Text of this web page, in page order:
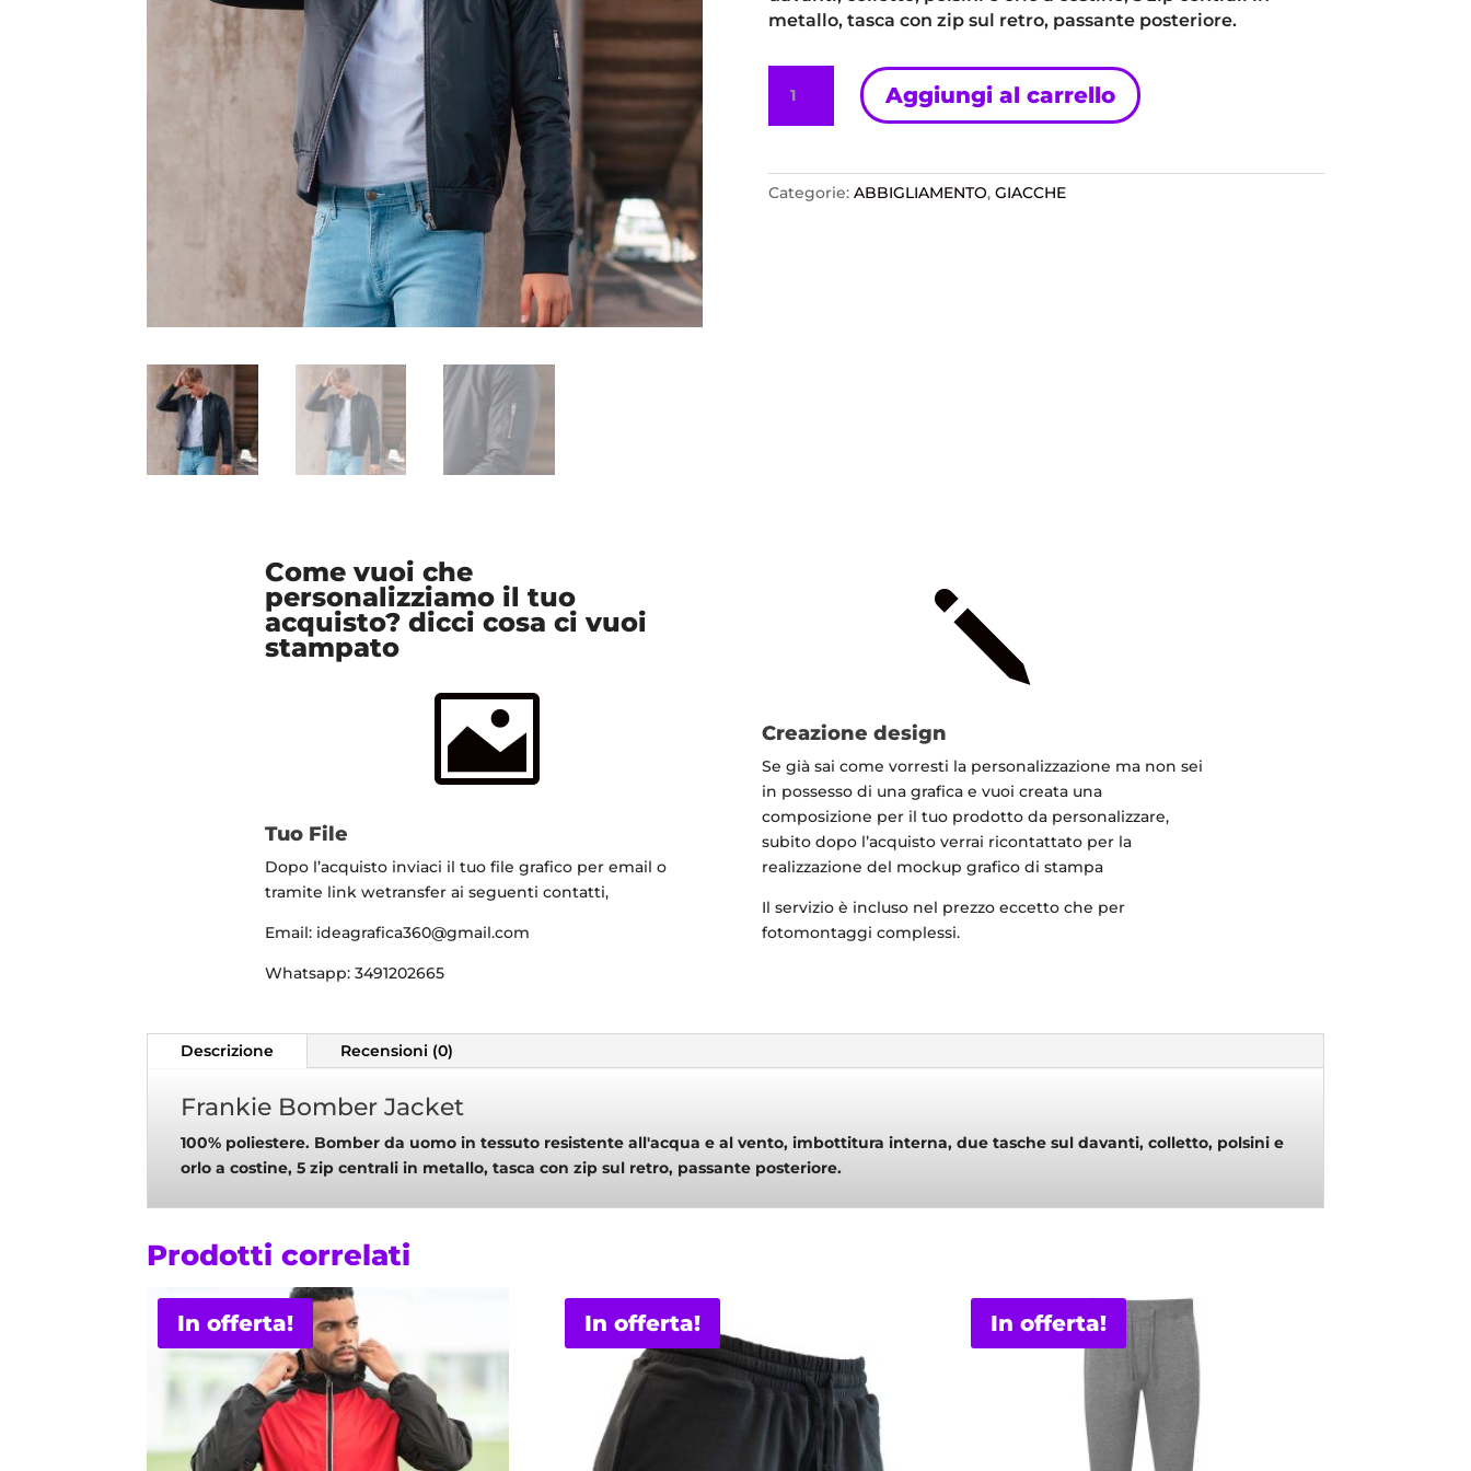
metallo, tasca con zip sul retro, passante posteriore.
Bomber
Jacket
School
quantità
Aggiungi al carrello
Categorie: ABBIGLIAMENTO, GIACCHE
Come vuoi che
personalizziamo il tuo
acquisto? dicci cosa ci vuoi
stampato

Tuo File
Dopo l’acquisto inviaci il tuo file grafico per email o
tramite link wetransfer ai seguenti contatti,
Email: ideagrafica360@gmail.com
Whatsapp: 3491202665
j
Creazione design
Se già sai come vorresti la personalizzazione ma non sei
in possesso di una grafica e vuoi creata una
composizione per il tuo prodotto da personalizzare,
subito dopo l’acquisto verrai ricontattato per la
realizzazione del mockup grafico di stampa
Il servizio è incluso nel prezzo eccetto che per
fotomontaggi complessi.
Descrizione Recensioni (0)
Frankie Bomber Jacket
100% poliestere. Bomber da uomo in tessuto resistente all'acqua e al vento, imbottitura interna, due tasche sul davanti, colletto, polsini e
orlo a costine, 5 zip centrali in metallo, tasca con zip sul retro, passante posteriore.
Prodotti correlati
In offerta! In offerta! In offerta!